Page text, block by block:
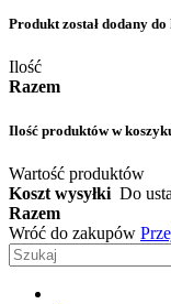
Produkt został dodany do
Ilość
Razem
Ilość produktów w
Wartość produktów
Koszt wysyłki Do
Razem
Wróć do zakupów